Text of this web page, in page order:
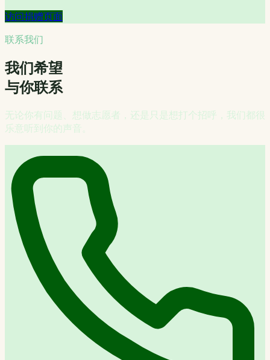
访问捐赠页面
联系我们
我们希望
与你联系
无论你有问题、想做志愿者，还是只是想打个招呼，我们都很
乐意听到你的声音。